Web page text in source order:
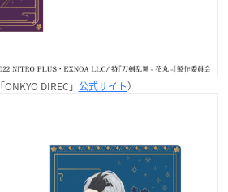
ONKYO DIREC」 公式サイト）